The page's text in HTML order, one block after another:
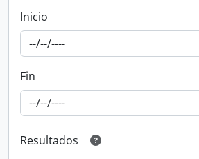
Inicio
Fin
Resultados